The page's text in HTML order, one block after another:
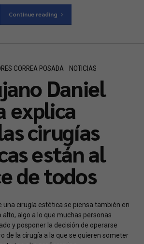
Continue reading
CORREA POSADA NOTICIAS
Daniel
explica
cirugías
están al
de todos
una cirugía estética se piensa también en
algo a lo que muchas personas
y posponer la decisión de operarse
de la cirugía a la que se quieren someter